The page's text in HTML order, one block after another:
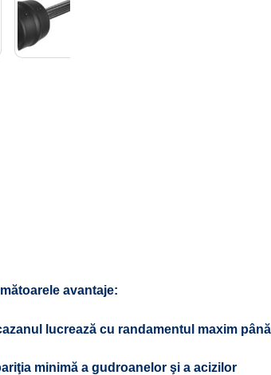
avantaje:
lucrează cu randamentul maxim
minimă a gudroanelor şi a acizilor